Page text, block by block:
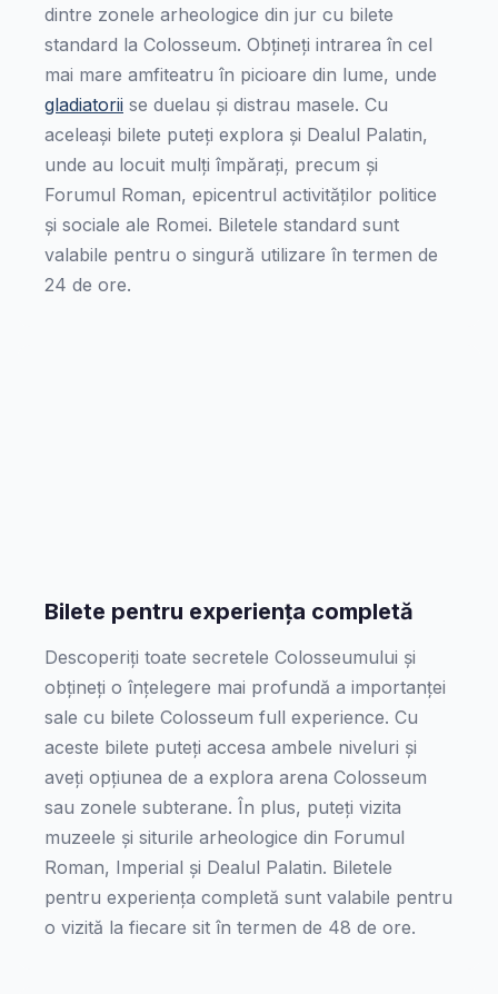
dintre zonele arheologice din jur cu bilete
standard la Colosseum. Obțineți intrarea în cel
mai mare amfiteatru în picioare din lume, unde
gladiatorii se duelau și distrau masele. Cu
aceleași bilete puteți explora și Dealul Palatin,
unde au locuit mulți împărați, precum și
Forumul Roman, epicentrul activităților politice
și sociale ale Romei. Biletele standard sunt
valabile pentru o singură utilizare în termen de
24 de ore.
Bilete pentru experiența completă
Descoperiți toate secretele Colosseumului și
obțineți o înțelegere mai profundă a importanței
sale cu bilete Colosseum full experience. Cu
aceste bilete puteți accesa ambele niveluri și
aveți opțiunea de a explora arena Colosseum
sau zonele subterane. În plus, puteți vizita
muzeele și siturile arheologice din Forumul
Roman, Imperial și Dealul Palatin. Biletele
pentru experiența completă sunt valabile pentru
o vizită la fiecare sit în termen de 48 de ore.